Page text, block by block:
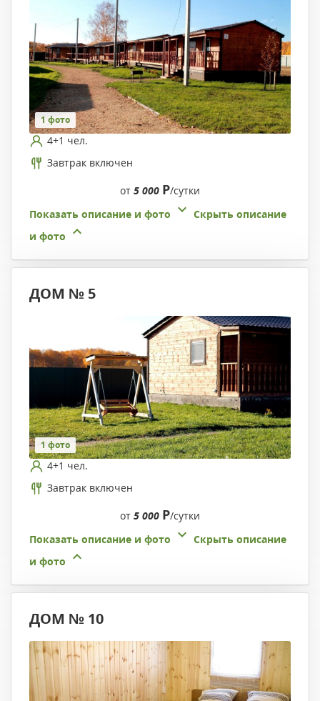
1 фото
4+1 чел.
Завтрак включен
от 5 000 Р/сутки
Показать описание и фото
Скрыть описание
и фото
ДОМ № 5
1 фото
4+1 чел.
Завтрак включен
от 5 000 Р/сутки
Показать описание и фото
Скрыть описание
и фото
ДОМ № 10